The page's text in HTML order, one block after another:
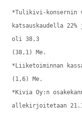
*Tulikivi-konsernin
katsauskaudella
oli 38,3
(38,1) Me.
*Liiketoiminnan
(1,6) Me.
*Kivia Oy:n
allekirjoitetaan